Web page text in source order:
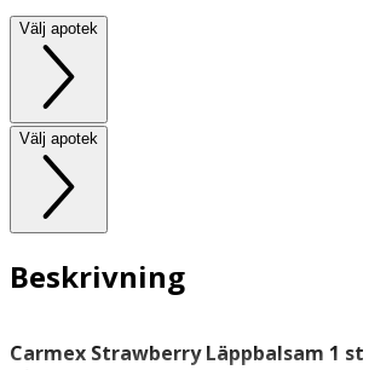
Välj apotek
Välj apotek
Beskrivning
Carmex Strawberry Läppbalsam 1 st